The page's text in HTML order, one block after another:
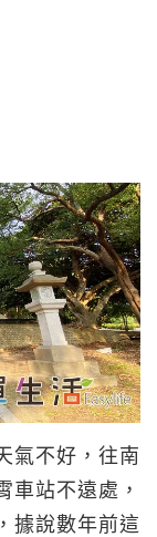
氣不好，往南
車站不遠處，
據說數年前這